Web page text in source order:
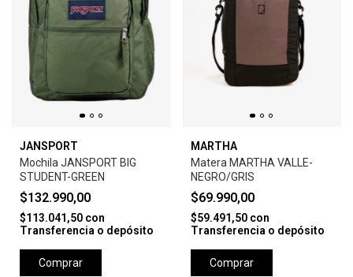
JANSPORT
Mochila JANSPORT BIG
STUDENT-GREEN
$132.990,00
$113.041,50 con
Transferencia o depósito
Comprar
MARTHA
Matera MARTHA VALLE-
NEGRO/GRIS
$69.990,00
$59.491,50 con
Transferencia o depósito
Comprar